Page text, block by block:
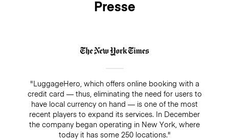
Presse
"LuggageHero, which offers online booking with a
credit card — thus, eliminating the need for users to
have local currency on hand — is one of the most
recent players to expand its services. In December
the company began operating in New York, where
today it has some 250 locations."